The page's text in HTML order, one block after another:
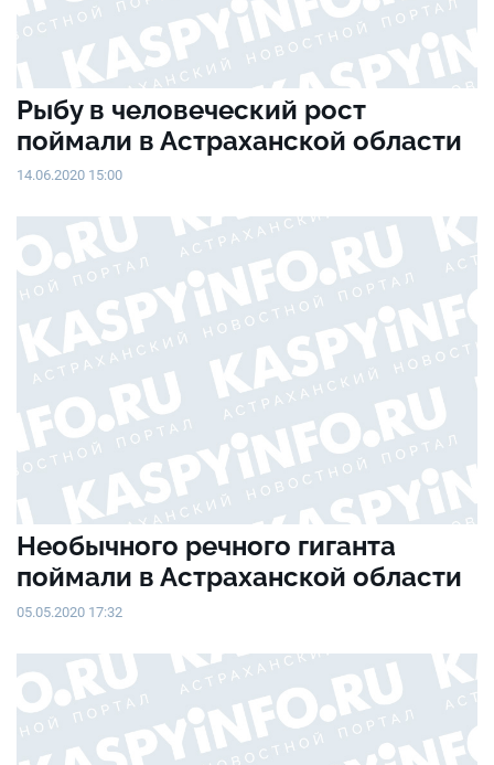
Рыбу в человеческий рост
поймали в Астраханской области
14.06.2020 15:00
Необычного речного гиганта
поймали в Астраханской области
05.05.2020 17:32